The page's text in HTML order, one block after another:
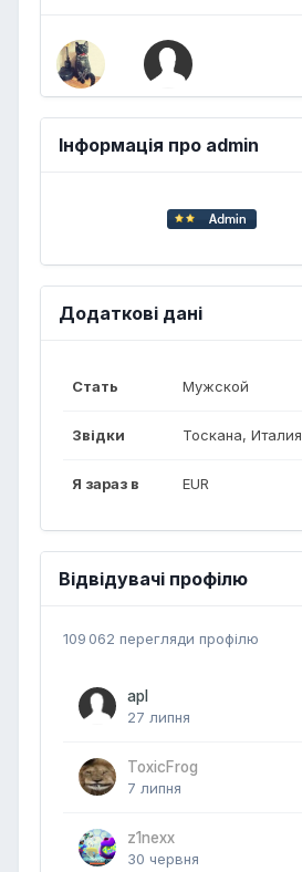
Інформація про admin
Додаткові дані
Стать Мужской
Звідки Тоскана, Италия
Я зараз в EUR
Відвідувачі профілю
109 062 перегляди профілю
apl
27 липня
ToxicFrog
7 липня
z1nexx
30 червня